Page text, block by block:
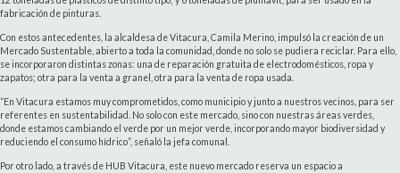
fabricación de pinturas.
Con estos antecedentes, la alcaldesa de Vitacura, Camila Merino, impulsó la creación de un
Mercado Sustentable, abierto a toda la comunidad, donde no solo se pudiera reciclar. Para ello,
se incorporaron distintas zonas: una de reparación gratuita de electrodomésticos, ropa y
zapatos; otra para la venta a granel, otra para la venta de ropa usada.
“En Vitacura estamos muy comprometidos, como municipio y junto a nuestros vecinos, para ser
referentes en sustentabilidad. No solo con este mercado, sino con nuestras áreas verdes,
donde estamos cambiando el verde por un mejor verde, incorporando mayor biodiversidad y
reduciendo el consumo hídrico”, señaló la jefa comunal.
Por otro lado, a través de HUB Vitacura, este nuevo mercado reserva un espacio a